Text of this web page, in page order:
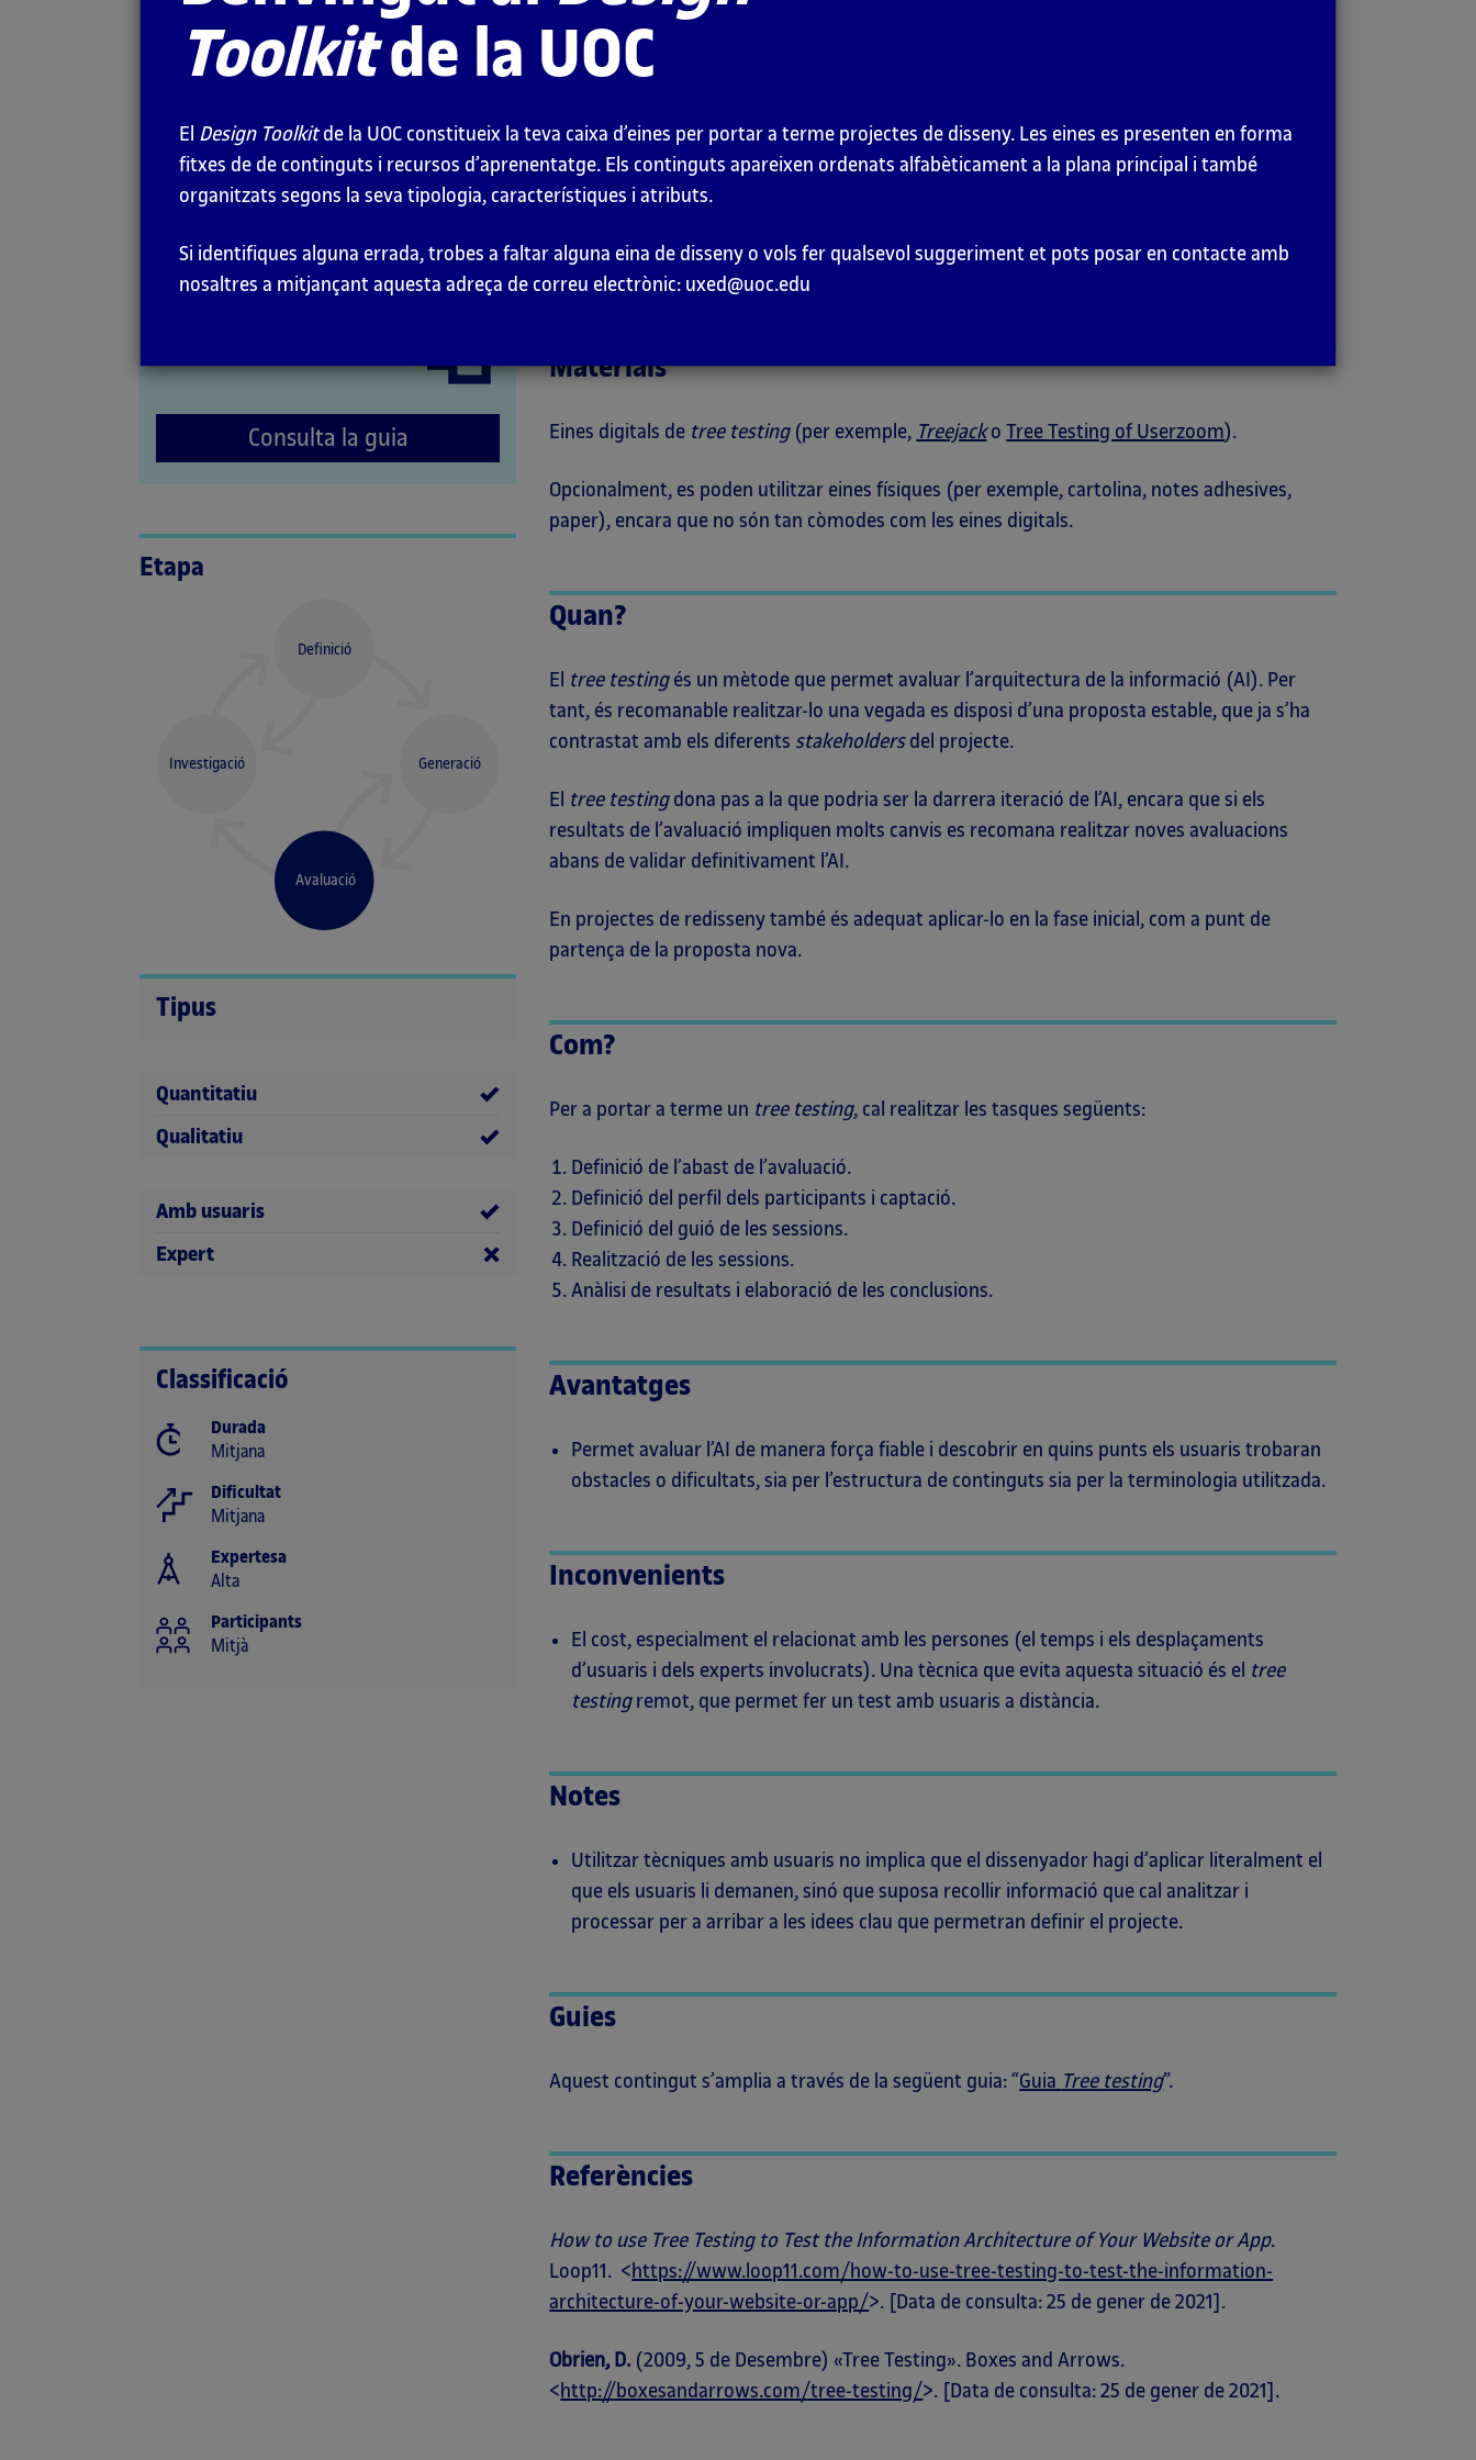
Tree testing
Consulta la guia
Etapa
Investigació
Definició
Generació
Avaluació
Tipus
Quantitatiu
Qualitatiu
Amb usuaris
Expert
Classificació
Durada
Mitjana
Dificultat
Mitjana
Expertesa
Alta
Participants
Mitjà
Què és?
plantejament de diverses tasques als usuaris, permet comprovar:
Si l’estructura que es proposa és intuïtiva i permet trobar amb facilitat els continguts
cercats.
Si el retolat (terminologia utilitzada) és intel·ligible i es relaciona de manera òptima amb
els continguts.
Materials
Eines digitals de tree testing(per exemple, TreejackoTree Testing of Userzoom).
Opcionalment, es poden utilitzar eines físiques (per exemple, cartolina, notes adhesives,
paper), encara que no són tan còmodes com les eines digitals.
Quan?
El tree testingés un mètode que permet avaluar l’arquitectura de la informació (AI). Per
tant, és recomanable realitzar-lo una vegada es disposi d’una proposta estable, que ja s’ha
contrastat amb els diferents stakeholdersdel projecte.
El tree testingdona pas a la que podria ser la darrera iteració de l’AI, encara que si els
resultats de l’avaluació impliquen molts canvis es recomana realitzar noves avaluacions
abans de validar definitivament l’AI.
En projectes de redisseny també és adequat aplicar-lo en la fase inicial, com a punt de
partença de la proposta nova.
Com?
Per a portar a terme un tree testing, cal realitzar les tasques següents:
Definició de l’abast de l’avaluació.
Definició del perfil dels participants i captació.
Definició del guió de les sessions.
Realització de les sessions.
Anàlisi de resultats i elaboració de les conclusions.
Avantatges
Permet avaluar l’AI de manera força fiable i descobrir en quins punts els usuaris trobaran
obstacles o dificultats, sia per l’estructura de continguts sia per la terminologia utilitzada.
Inconvenients
El cost, especialment el relacionat amb les persones (el temps i els desplaçaments
d’usuaris i dels experts involucrats). Una tècnica que evita aquesta situació és el tree
testingremot, que permet fer un test amb usuaris a distància.
Notes
Utilitzar tècniques amb usuaris no implica que el dissenyador hagi d’aplicar literalment el
que els usuaris li demanen, sinó que suposa recollir informació que cal analitzar i
processar per a arribar a les idees clau que permetran definir el projecte.
Guies
Aquest contingut s’amplia a través de la següent guia: “Guia Tree testing”.
Referències
How to use Tree Testing to Test the Information Architecture of Your Website or App.
Loop11. < https://www.loop11.com/how-to-use-tree-testing-to-test-the-information-
architecture-of-your-website-or-app/>. [Data de consulta: 25 de gener de 2021].
Obrien, D.(2009, 5 de Desembre) «Tree Testing». Boxes and Arrows.
< http://boxesandarrows.com/tree-testing/>. [Data de consulta: 25 de gener de 2021].
Toolkitde la UOC
El Design Toolkitde la UOC constitueix la teva caixa d’eines per portar a terme projectes de disseny. Les eines es presenten en forma
fitxes de de continguts i recursos d’aprenentatge. Els continguts apareixen ordenats alfabèticament a la plana principal i també
organitzats segons la seva tipologia, característiques i atributs.
Si identifiques alguna errada, trobes a faltar alguna eina de disseny o vols fer qualsevol suggeriment et pots posar en contacte amb
nosaltres a mitjançant aquesta adreça de correu electrònic: uxed@uoc.edu